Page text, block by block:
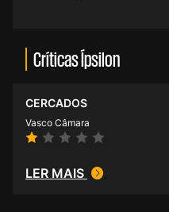
Críticas Ípsilon
CERCADOS
Vasco Câmara
LER MAIS